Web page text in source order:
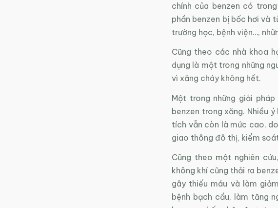
chính của benzen có
phần benzen bị bốc hơi và
trường học, bệnh viện…,
Cũng theo các nhà khoa
dụng là một trong những
vì xăng cháy không hết.
Một trong những giải
benzen trong xăng. Nhiều
tích vẫn còn là mức cao,
giao thông đô thị, kiểm
Cũng theo một nghiên
không khí cũng thải ra
gây thiếu máu và làm
bệnh bạch cầu, làm tăng